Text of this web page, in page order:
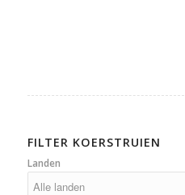
FILTER KOERSTRUIEN
Landen